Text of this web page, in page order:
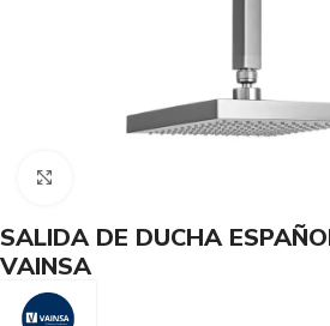
SALIDA DE DUCHA
VAINSA